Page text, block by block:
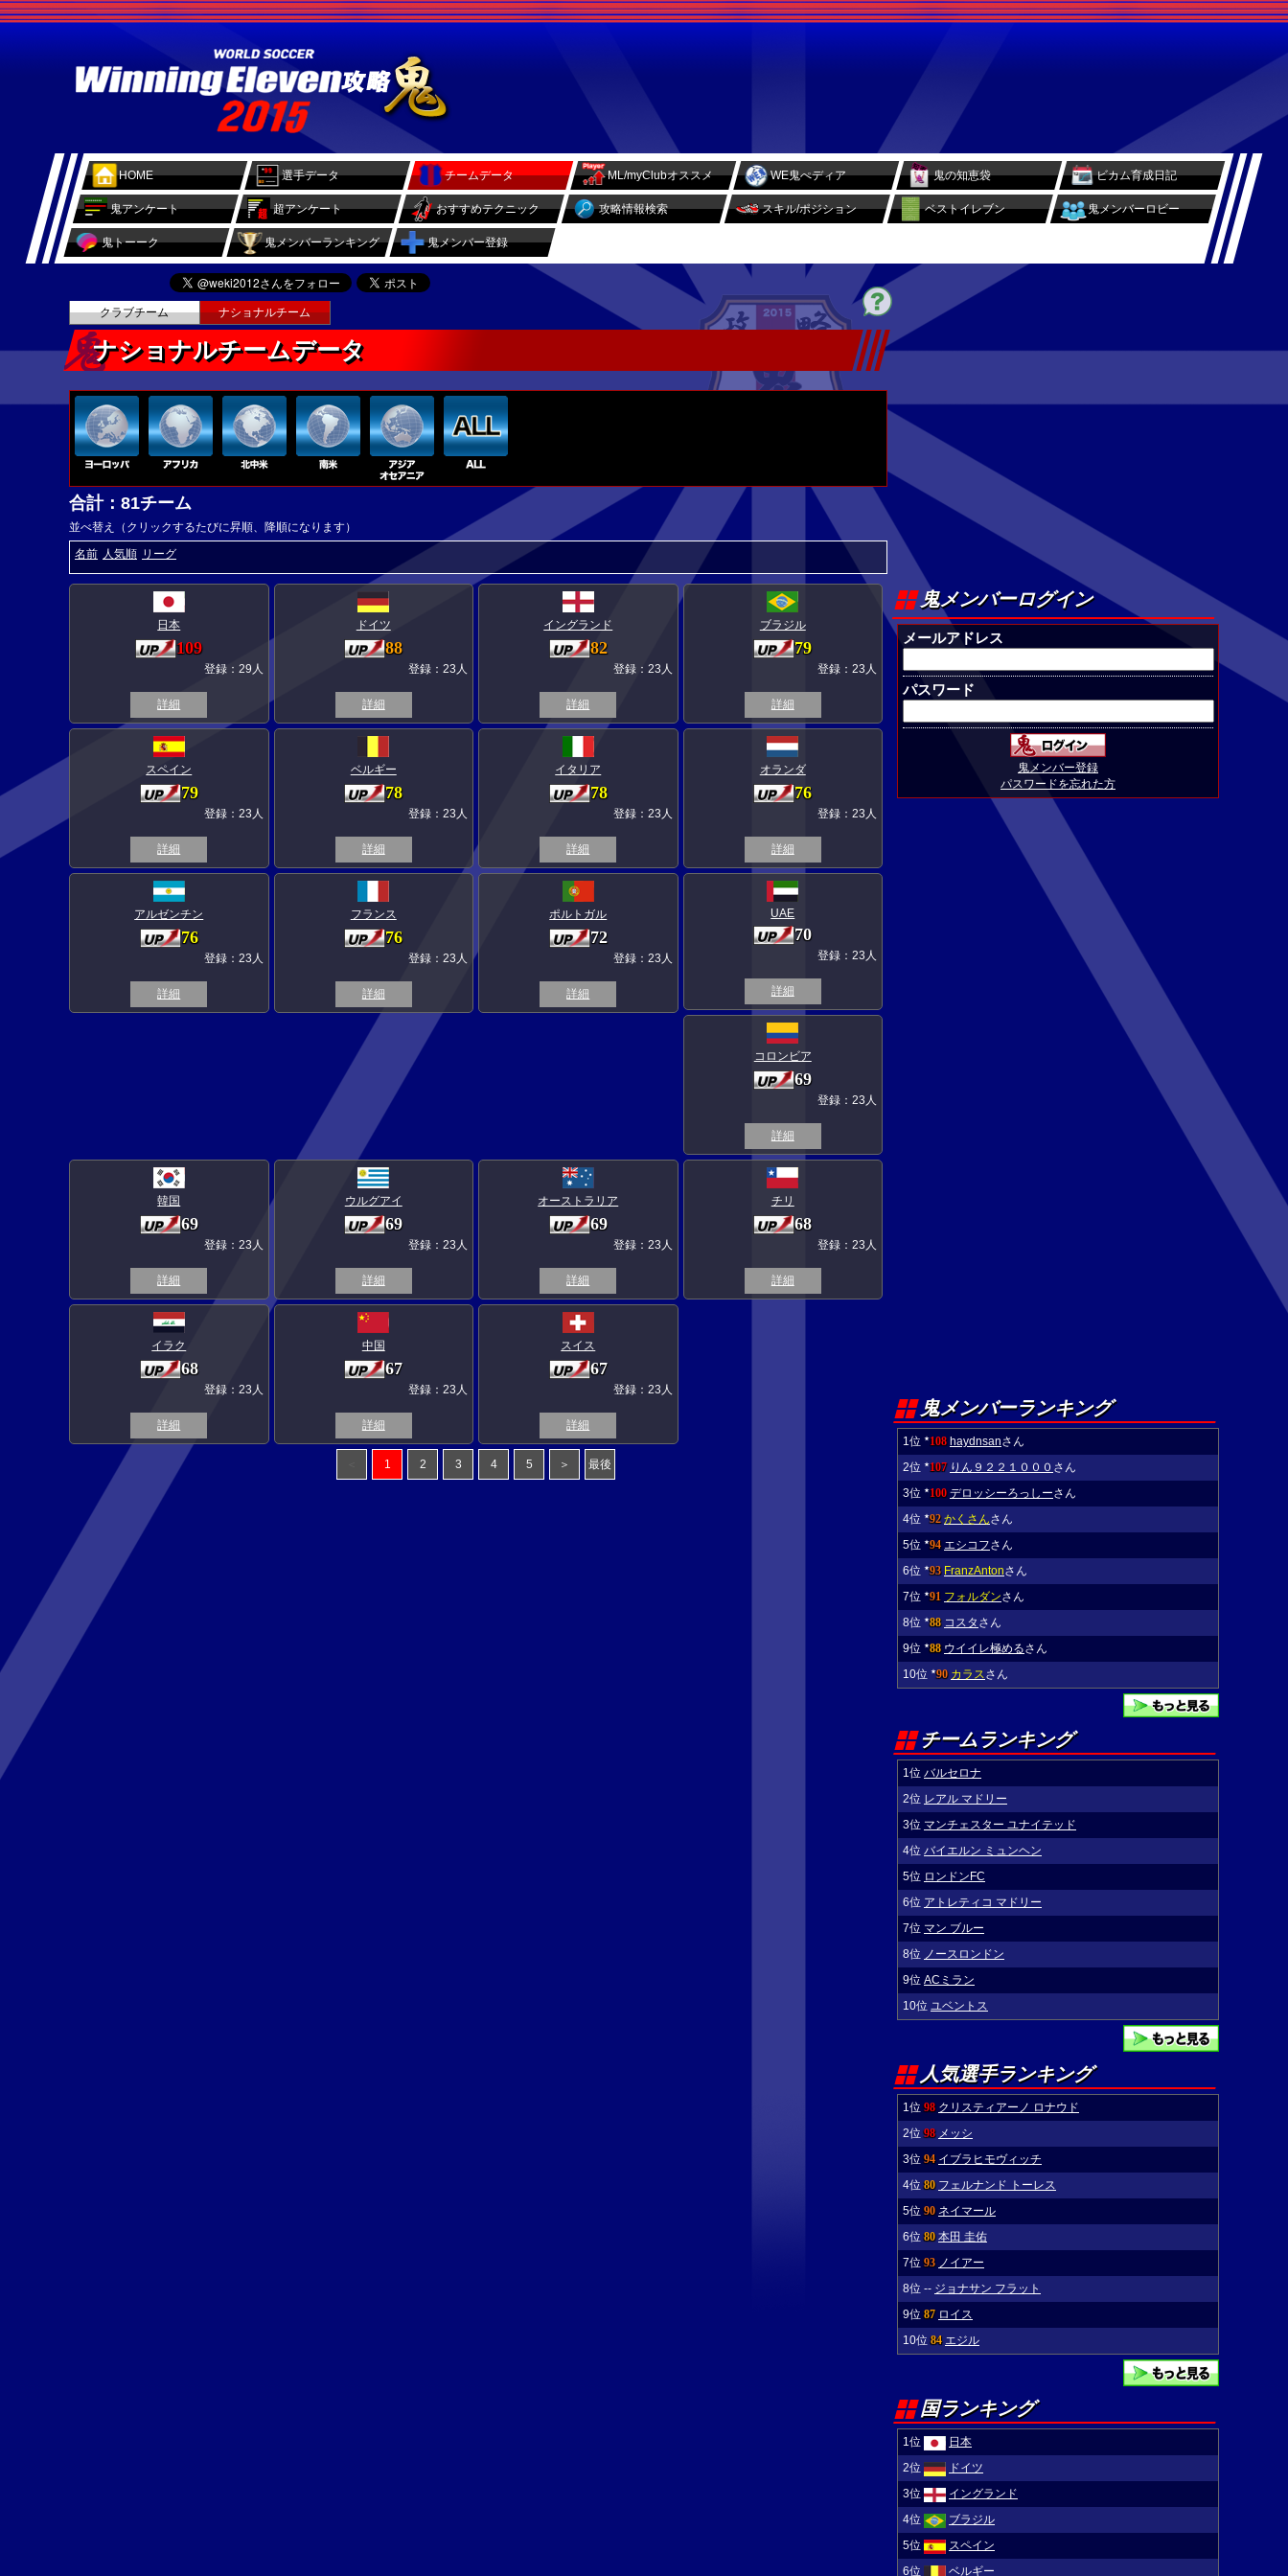
HOME 選手データ チームデータ ML/myClubオススメ WE鬼ぺディア 鬼の知恵袋 ビカム育成日記
鬼アンケート 超アンケート おすすめテクニック 攻略情報検索 スキル/ポジション ベストイレブン 鬼メンバーロビー
鬼トーーク 鬼メンバーランキング 鬼メンバー登録
クラブチーム ナショナルチーム
ナショナルチームデータ
合計：81チーム
並べ替え（クリックするたびに昇順、降順になります）
名前 人気順 リーグ
日本
109
登録：29人
詳細
ドイツ
88
登録：23人
詳細
イングランド
82
登録：23人
詳細
ブラジル
79
登録：23人
詳細
スペイン
79
登録：23人
詳細
ベルギー
78
登録：23人
詳細
イタリア
78
登録：23人
詳細
オランダ
76
登録：23人
詳細
アルゼンチン
76
登録：23人
詳細
フランス
76
登録：23人
詳細
ポルトガル
72
登録：23人
詳細
UAE
70
登録：23人
詳細
コロンビア
69
登録：23人
詳細
韓国
69
登録：23人
詳細
ウルグアイ
69
登録：23人
詳細
オーストラリア
69
登録：23人
詳細
チリ
68
登録：23人
詳細
イラク
68
登録：23人
詳細
中国
67
登録：23人
詳細
スイス
67
登録：23人
詳細
1 2 3 4 5 ＞ 最後
鬼メンバーログイン
メールアドレス
パスワード
鬼メンバー登録
パスワードを忘れた方
鬼メンバーランキング
1位 ★108 haydnsanさん
2位
★107 りん９２２１０００ さん
3位
★100 デロッシーろっしーさん
4位
★92 かくさんさん
5位
★94 エシコフさん
6位
★93 FranzAntonさん
7位
★91 フォルダンさん
8位
★88 コスタ さん
9位
★88 ウイイレ極めるさん
10位
★90 カラスさん
チームランキング
1位 バルセロナ
2位 レアル マドリー
3位 マンチェスター ユナイテッド
4位 バイエルン ミュンヘン
5位 ロンドンFC
6位 アトレティコ マドリー
7位 マン ブルー
8位 ノースロンドン
9位 ACミラン
10位 ユベントス
人気選手ランキング
1位98 クリスティアーノ ロナウド
2位98 メッシ
3位94 イブラヒモヴィッチ
4位80 フェルナンド トーレス
5位90 ネイマール
6位80 本田 圭佑
7位93 ノイアー
8位 -- ジョナサン フラット
9位87 ロイス
10位84 エジル
国ランキング
1位
日本
2位
ドイツ
3位
イングランド
4位
ブラジル
5位
スペイン
6位
ベルギー